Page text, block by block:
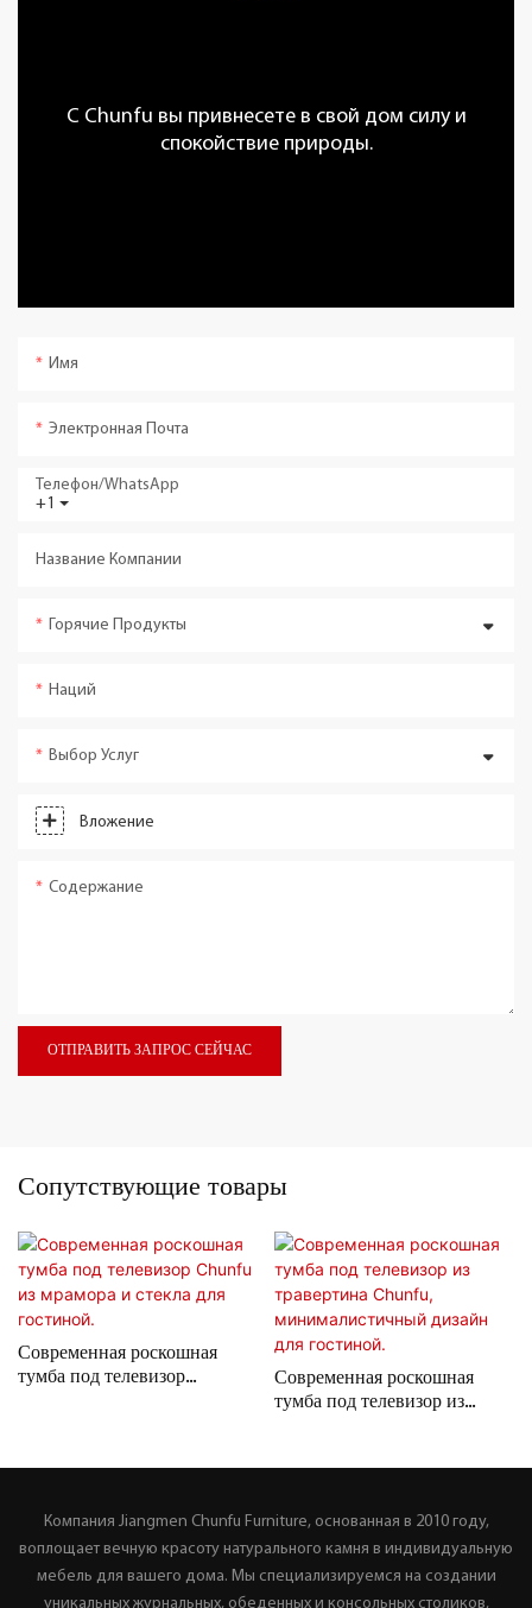
С Chunfu вы привнесете в свой дом силу и
спокойствие природы.
Имя
Электронная Почта
+1
Телефон/WhatsApp
Название Компании
Горячие Продукты
Наций
Выбор Услуг
Вложение
Содержание
ОТПРАВИТЬ ЗАПРОС СЕЙЧАС
Сопутствующие товары
Современная роскошная
тумба под телевизор
Современная роскошная
тумба под телевизор из
для гостиной.
Компания Jiangmen Chunfu Furniture, основанная в 2010 году,
воплощает вечную красоту натурального камня в индивидуальную
мебель для вашего дома. Мы специализируемся на создании
уникальных журнальных, обеденных и консольных столиков,